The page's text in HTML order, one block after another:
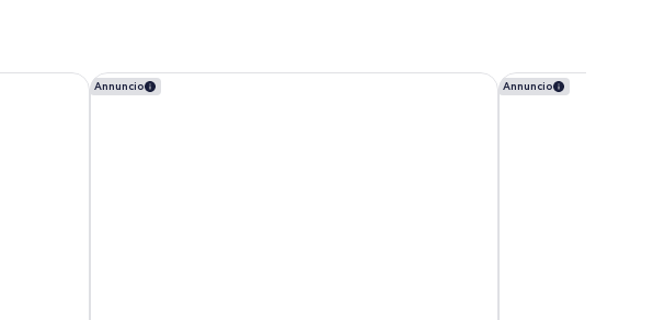
Annuncio
SpringHill Suites by Marriott Orlando at SeaWorld Annuncio
Sheraton Vistana